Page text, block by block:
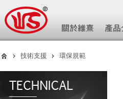
技術支援 環保規範